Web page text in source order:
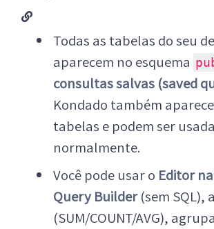
Todas as tabelas do seu
aparecem no esquema
consultas salvas (saved
Kondado também
tabelas e podem ser
normalmente.
Você pode usar o Editor
Query Builder(sem SQL),
(SUM/COUNT/AVG),